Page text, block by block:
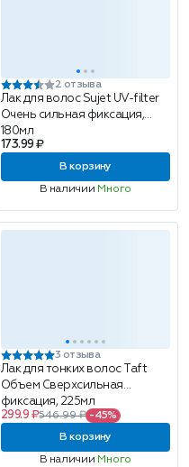
2 отзыва
Лак для волос Sujet UV-filter
Очень сильная фиксация,
180мл
173.99 ₽
В корзину
В наличии Много
3 отзыва
Лак для тонких волос Taft
Объем Сверхсильная
фиксация, 225мл
299.9 ₽546.99 ₽ -45%
В корзину
В наличии Много